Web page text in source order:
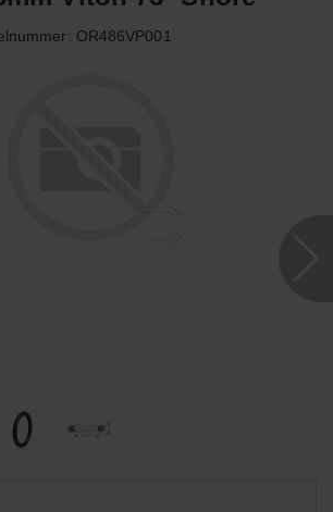
OR486VP001